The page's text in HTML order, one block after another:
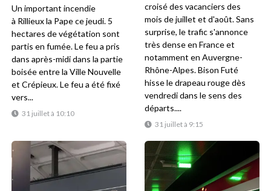
31 juillet à 10:10
Un important incendie
à Rillieux la Pape ce jeudi. 5
hectares de végétation sont
partis en fumée. Le feu a pris
dans après-midi dans la partie
boisée entre la Ville Nouvelle
et Crépieux. Le feu a été fixé
vers...
31 juillet à 9:15
croisé des vacanciers des
mois de juillet et d'août. Sans
surprise, le trafic s'annonce
très dense en France et
notamment en Auvergne-
Rhône-Alpes. Bison Futé
hisse le drapeau rouge dès
vendredi dans le sens des
départs....